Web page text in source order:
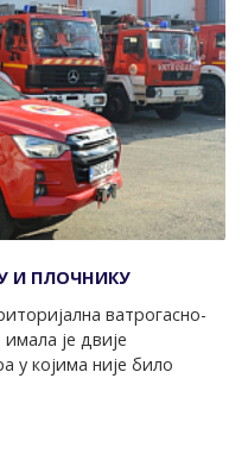
И ПЛОЧНИКУ
ватрогасно-
је двије
у којима није било